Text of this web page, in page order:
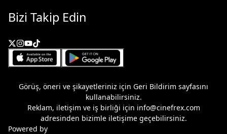
Bizi Takip Edin
Görüş, öneri ve şikayetleriniz için Geri Bildirim sayfasını
kullanabilirsiniz.
Reklam, iletişim ve iş birliği için info@cinefrex.com
adresinden bizimle iletişime geçebilirsiniz.
Powered by